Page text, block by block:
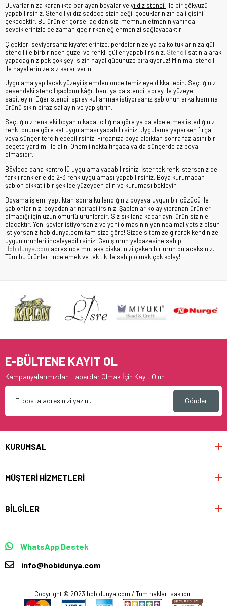
Duvarlarınıza karanlıkta parlayan boyalar ve yıldız stencil ile bir gökyüzü
yapabilirsiniz. Stencil yıldız sadece sizin değil çocuklarınızın da ilgisini
çekecektir. Bu ürünler görsel açıdan sizi memnun etmenin yanında
sevdiklerinizle de zaman geçirirken eğlenmenizi sağlayacaktır.
Çiçekleri seviyorsanız kıyafetlerinize, perdelerinize ya da koltuklarınıza gül
stencil ile birbirinden güzel ve renkli güller yapabilirsiniz. Stencil satın alarak
yapacağınız pek çok şeyi sizin hayal gücünüze bırakıyoruz! Minimal stencil
ile hayallerinize siz karar verin!
Uygulama yapılacak yüzeyi işlemden önce temizleye dikkat edin. Seçtiğiniz
desendeki stencil şablonu kâğıt bant ya da stencil sprey ile yüzeye
sabitleyin. Eğer stencil sprey kullanmak istiyorsanız şablonun arka kısmına
ürünü sıkın biraz sallayın ve yapıştırın.
Seçtiğiniz renkteki boyanın kapatıcılığına göre ya da elde etmek istediğiniz
renk tonuna göre kat uygulaması yapabilirsiniz. Uygulama yaparken fırça
veya sünger tercih edebilirsiniz. Fırçanıza boya aldıktan sonra fazlasını bir
peçete yardımı ile alın. Önemli nokta fırçada ya da süngerde az boya
olmasıdır.
Böylece daha kontrollü uygulama yapabilirsiniz. İster tek renk isterseniz de
farklı renklerle de 2-3 renk uygulaması yapabilirsiniz. Boya kurumadan
şablon dikkatli bir şekilde yüzeyden alın ve kuruması bekleyin
Boyama işlemi yaptıktan sonra kullandığınız boyaya uygun bir çözücü ile
şablonlarınızı boyadan arındırabilirsiniz. Şablonlar kolay yıpranan ürünler
olmadığı için uzun ömürlü ürünlerdir. Siz sıkılana kadar aynı ürün sizinle
olacaktır. Yeni şeyler istiyorsanız ve yeni olmasının yanında maliyetsiz olsun
istiyorsanız hobidunya.com tam size göre! Sizde sitemize girerek kendinize
uygun ürünleri inceleyebilirsiniz. Geniş ürün yelpazesine sahip
Hobidunya.com adresinde mutlaka dikkatinizi çeken bir ürün bulacaksınız.
Tüm bu ürünleri incelemek ve tek tık ile sahip olmak çok kolay!
E-BÜLTENE KAYIT OL
Kampanyalarımızdan Haberdar Olmak İçin Kayıt Olun
Gönder
KURUMSAL
MÜŞTERİ HİZMETLERİ
BİLGİLER
WhatsApp Destek
info@hobidunya.com
Copyright © 2023 hobidunya.com / Tüm hakları saklıdır.